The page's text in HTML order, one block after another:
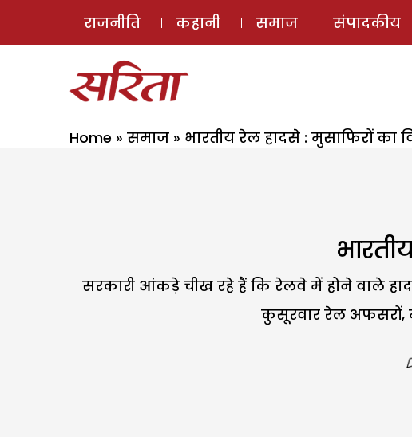
राजनीति कहानी समाज संपादकीय
Home » समाज » भारतीय रेल हादसे : मुसाफिरों का
सरकारी आंकड़े चीख रहे हैं कि रेलवे में होने वाले
कुसूरवार रेल अफसरों,